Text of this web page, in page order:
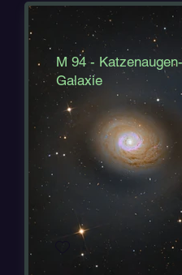
M 94 - Katzenaugen-
Galaxie